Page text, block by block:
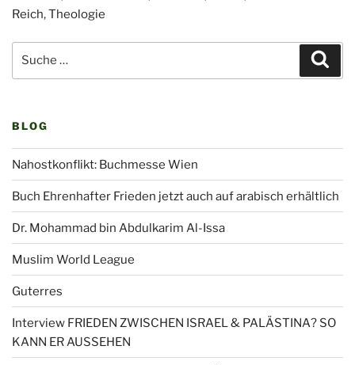
Reich,Theologie
nach:
BLOG
Nahostkonflikt: Buchmesse Wien
Buch Ehrenhafter Frieden jetzt auch auf arabisch erhältlich
Dr. Mohammad bin Abdulkarim Al-Issa
Muslim World League
Guterres
Interview FRIEDEN ZWISCHEN ISRAEL & PALÄSTINA? SO
KANN ER AUSSEHEN